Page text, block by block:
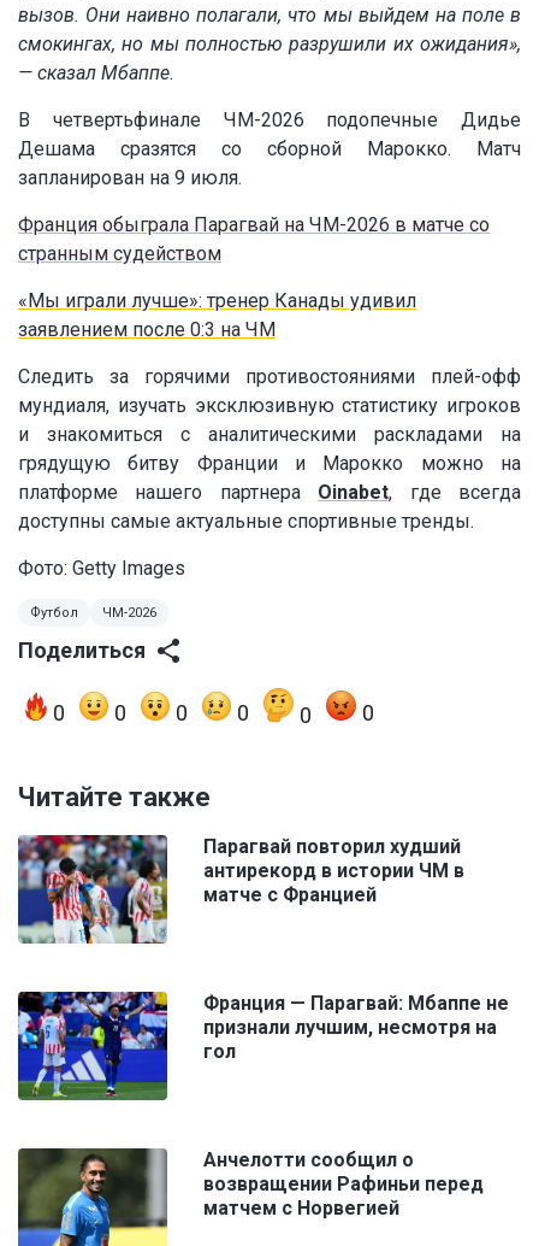
вызов. Они наивно полагали, что мы выйдем на поле в
смокингах, но мы полностью разрушили их ожидания»,
— сказал Мбаппе.
В четвертьфинале ЧМ-2026 подопечные Дидье
Дешама сразятся со сборной Марокко. Матч
запланирован на 9 июля.
Франция обыграла Парагвай на ЧМ-2026 в матче со
странным судейством
«Мы играли лучше»: тренер Канады удивил
заявлением после 0:3 на ЧМ
Следить за горячими противостояниями плей-офф
мундиаля, изучать эксклюзивную статистику игроков
и знакомиться с аналитическими раскладами на
грядущую битву Франции и Марокко можно на
платформе нашего партнера Oinabet, где всегда
доступны самые актуальные спортивные тренды.
Фото: Getty Images
Футбол ЧМ-2026
Поделиться
0 0 0 0 0 0
Читайте также
Парагвай повторил худший
антирекорд в истории ЧМ в
матче с Францией
Франция — Парагвай: Мбаппе не
признали лучшим, несмотря на
гол
Анчелотти сообщил о
возвращении Рафиньи перед
матчем с Норвегией